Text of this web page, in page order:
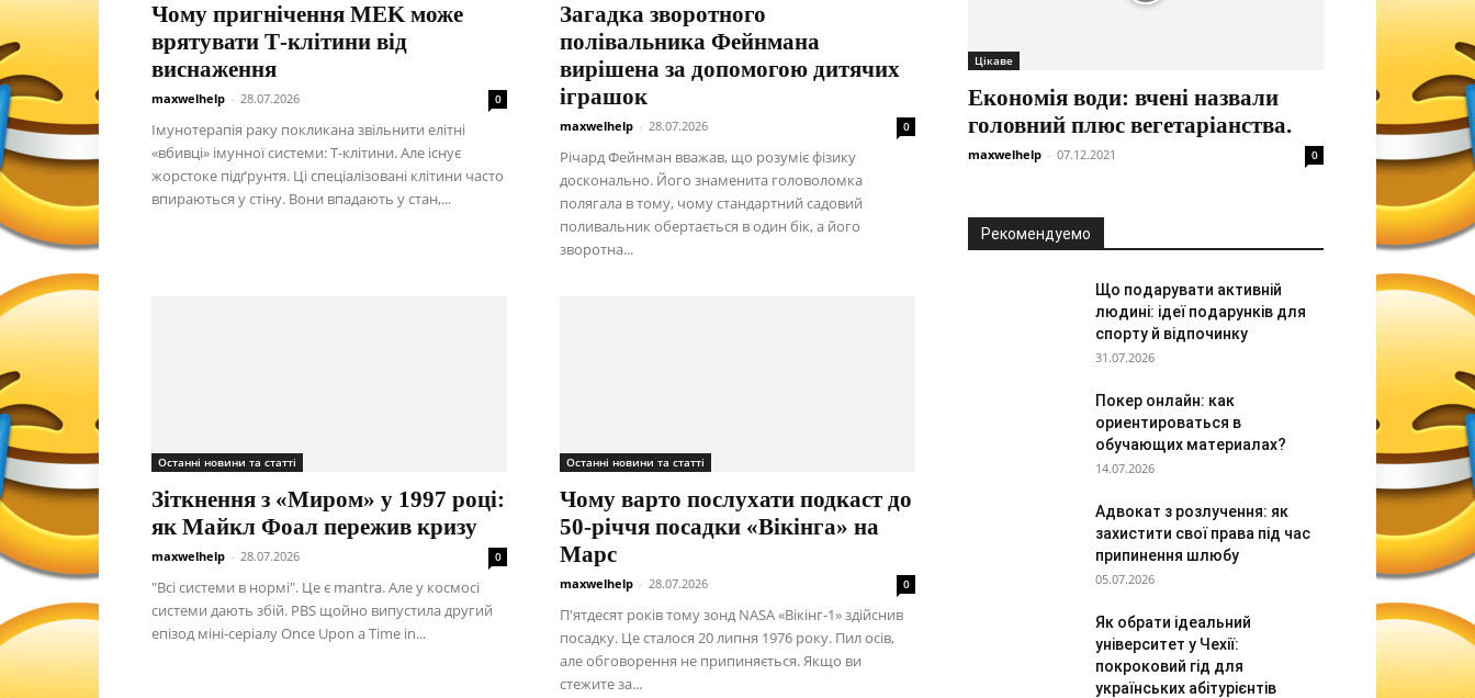
Чому пригнічення MEK може
врятувати Т-клітини від
виснаження
maxwelhelp - 28.07.2026 0
Імунотерапія раку покликана звільнити елітні
«вбивці» імунної системи: Т-клітини. Але існує
жорстоке підґрунтя. Ці спеціалізовані клітини часто
впираються у стіну. Вони впадають у стан,...
Загадка зворотного
полівальника Фейнмана
вирішена за допомогою дитячих
іграшок
maxwelhelp - 28.07.2026 0
Річард Фейнман вважав, що розуміє фізику
досконально. Його знаменита головоломка
полягала в тому, чому стандартний садовий
поливальник обертається в один бік, а його
зворотна...
Останні новини та статті
Зіткнення з «Миром» у 1997 році:
як Майкл Фоал пережив кризу
maxwelhelp - 28.07.2026 0
"Всі системи в нормі". Це є mantra. Але у космосі
системи дають збій. PBS щойно випустила другий
епізод міні-серіалу Once Upon a Time in...
Останні новини та статті
Чому варто послухати подкаст до
50-річчя посадки «Вікінга» на
Марс
maxwelhelp - 28.07.2026 0
П'ятдесят років тому зонд NASA «Вікінг-1» здійснив
посадку. Це сталося 20 липня 1976 року. Пил осів,
але обговорення не припиняється. Якщо ви
стежите за...
Цікаве
Економія води: вчені назвали
головний плюс вегетаріанства.
maxwelhelp - 07.12.2021 0
Рекомендуемо
Що подарувати активній
людині: ідеї подарунків для
спорту й відпочинку
31.07.2026
Покер онлайн: как
ориентироваться в
обучающих материалах?
14.07.2026
Адвокат з розлучення: як
захистити свої права під час
припинення шлюбу
05.07.2026
Як обрати ідеальний
університет у Чехії:
покроковий гід для
українських абітурієнтів